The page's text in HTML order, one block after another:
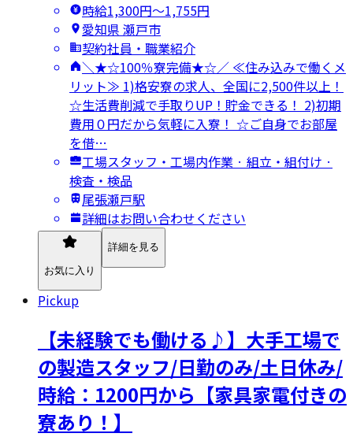
時給1,300円〜1,755円
愛知県 瀬戸市
契約社員・職業紹介
＼★☆100％寮完備★☆／ ≪住み込みで働くメ
リット≫ 1)格安寮の求人、全国に2,500件以上！
☆生活費削減で手取りUP！貯金できる！ 2)初期
費用０円だから気軽に入寮！ ☆ご自身でお部屋
を借…
工場スタッフ・工場内作業 · 組立・組付け ·
検査・検品
尾張瀬戸駅
詳細はお問い合わせください
お気に入り
詳細を見る
Pickup
【未経験でも働ける♪】大手工場で
の製造スタッフ/日勤のみ/土日休み/
時給：1200円から【家具家電付きの
寮あり！】